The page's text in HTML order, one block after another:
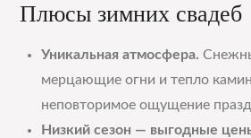
Плюсы зимних свадеб
Уникальная атмосфера.
мерцающие огни и тепло
неповторимое ощущение
Низкий сезон — выгодные